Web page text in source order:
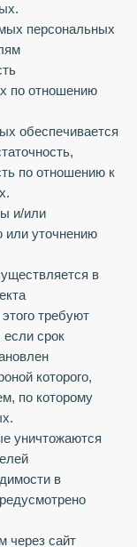
персональных
по отношению
обеспечивается
по отношению к
и/или
или уточнению
в
требуют
срок
которого,
по которому
уничтожаются
в
через сайт